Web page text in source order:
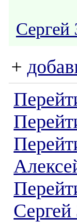
Сергей
+
Сергей